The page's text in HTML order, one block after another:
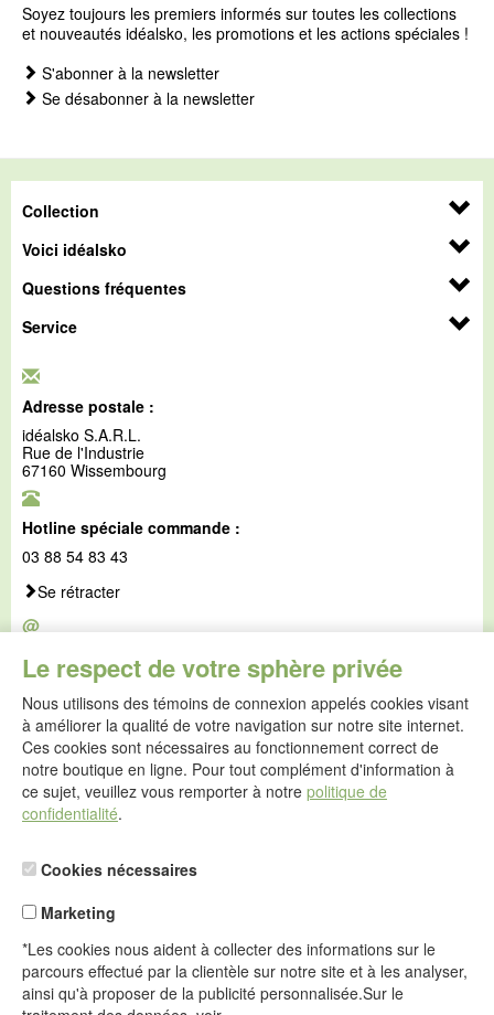
Le respect de votre sphère privée
Nous utilisons des témoins de connexion appelés cookies visant
à améliorer la qualité de votre navigation sur notre site internet.
Ces cookies sont nécessaires au fonctionnement correct de
notre boutique en ligne. Pour tout complément d'information à
ce sujet, veuillez vous remporter à notre politique de
confidentialité.
Cookies nécessaires
Marketing
*Les cookies nous aident à collecter des informations sur le
parcours effectué par la clientèle sur notre site et à les analyser,
ainsi qu'à proposer de la publicité personnalisée.Sur le
Soyez toujours les premiers informés sur toutes les collections
et nouveautés idéalsko, les promotions et les actions spéciales !
S'abonner à la newsletter
Se désabonner à la newsletter
Collection
Voici idéalsko
Questions fréquentes
Service
Adresse postale :
idéalsko S.A.R.L.
Rue de l'Industrie
67160 Wissembourg
Hotline spéciale commande :
03 88 54 83 43
Se rétracter
@
service@idealsko.fr
@
Formulaire de contact
Aller au formulaire de contact